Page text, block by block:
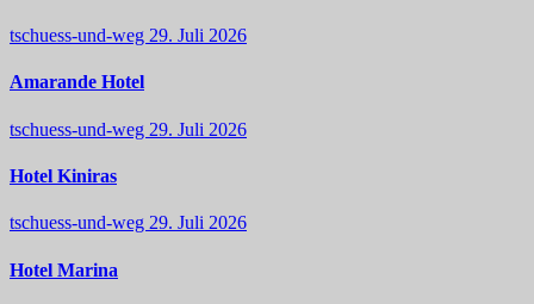
tschuess-und-weg 29. Juli 2026
Amarande Hotel
tschuess-und-weg 29. Juli 2026
Hotel Kiniras
tschuess-und-weg 29. Juli 2026
Hotel Marina